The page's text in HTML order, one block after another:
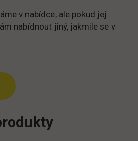
v nabídce, ale pokud jej
nabídnout jiný, jakmile se v